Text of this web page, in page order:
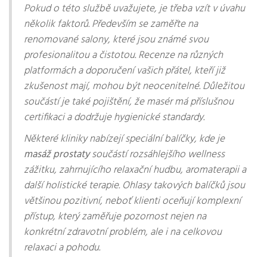
Pokud o této službě uvažujete, je třeba vzít v úvahu
několik faktorů. Především se zaměřte na
renomované salony, které jsou známé svou
profesionalitou a čistotou. Recenze na různých
platformách a doporučení vašich přátel, kteří již
zkušenost mají, mohou být neocenitelné. Důležitou
součástí je také pojištění, že masér má příslušnou
certifikaci a dodržuje hygienické standardy.
Některé kliniky nabízejí speciální balíčky, kde je
masáž prostatysoučástí rozsáhlejšího wellness
zážitku, zahrnujícího relaxační hudbu, aromaterapii a
další holistické terapie. Ohlasy takových balíčků jsou
většinou pozitivní, neboť klienti oceňují komplexní
přístup, který zaměřuje pozornost nejen na
konkrétní zdravotní problém, ale i na celkovou
relaxaci a pohodu.